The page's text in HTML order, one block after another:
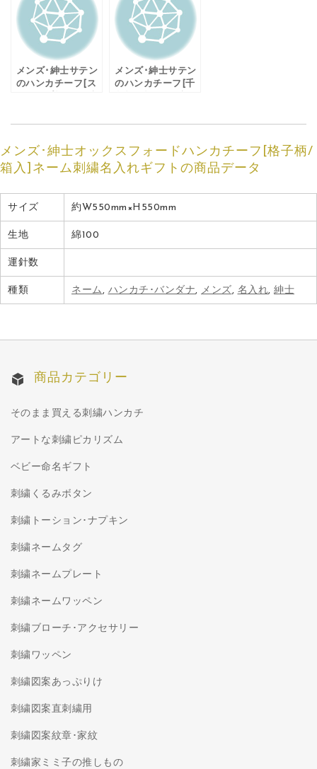
ト
メンズ･紳士サテン
のハンカチーフ[ス
メンズ･紳士サテン
のハンカチーフ[千
メンズ･紳士オックスフォードハンカチーフ[格子柄/
箱入]ネーム刺繍名入れギフトの商品データ
サイズ 約W550mm×H550mm
生地 綿100
運針数
種類 ネーム, ハンカチ･バンダナ, メンズ, 名入れ, 紳士
商品カテゴリー
そのまま買える刺繍ハンカチ
アートな刺繍ピカリズム
ベビー命名ギフト
刺繍くるみボタン
刺繍トーション･ナプキン
刺繍ネームタグ
刺繍ネームプレート
刺繍ネームワッペン
刺繍ブローチ･アクセサリー
刺繍ワッペン
刺繍図案あっぷりけ
刺繍図案直刺繍用
刺繍図案紋章･家紋
刺繍家ミミ子の推しもの